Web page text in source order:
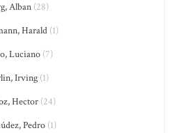
Alban (28)
Harald(1)
Luciano(7)
Irving (1)
Hector (24)
Pedro (1)